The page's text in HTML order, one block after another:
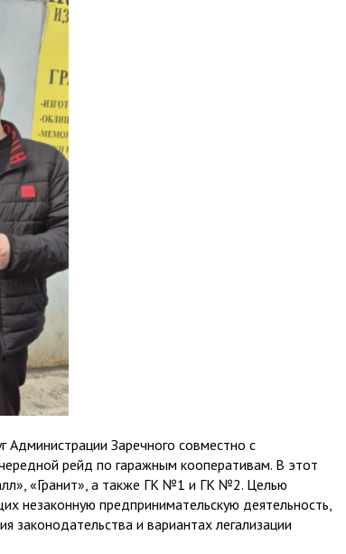
Администрации Заречного совместно с
рейд по гаражным кооперативам. В этот
«Гранит», а также ГК №1 и ГК №2. Целью
незаконную предпринимательскую деятельность,
законодательства и вариантах легализации